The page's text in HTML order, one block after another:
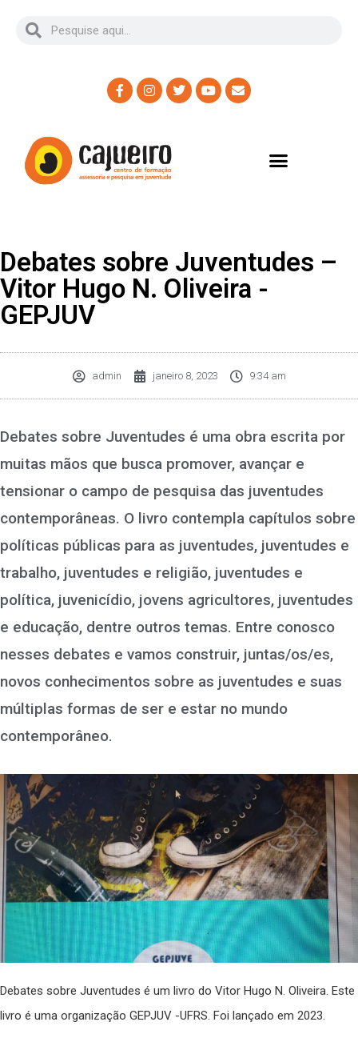
Debates sobre Juventudes –
Vitor Hugo N. Oliveira -
GEPJUV
admin janeiro 8, 2023 9:34 am
Debates sobre Juventudes é uma obra escrita por
muitas mãos que busca promover, avançar e
tensionar o campo de pesquisa das juventudes
contemporâneas. O livro contempla capítulos sobre
políticas públicas para as juventudes, juventudes e
trabalho, juventudes e religião, juventudes e
política, juvenicídio, jovens agricultores, juventudes
e educação, dentre outros temas. Entre conosco
nesses debates e vamos construir, juntas/os/es,
novos conhecimentos sobre as juventudes e suas
múltiplas formas de ser e estar no mundo
contemporâneo.
Debates sobre Juventudes é um livro do Vitor Hugo N. Oliveira. Este
livro é uma organização GEPJUV -UFRS. Foi lançado em 2023.